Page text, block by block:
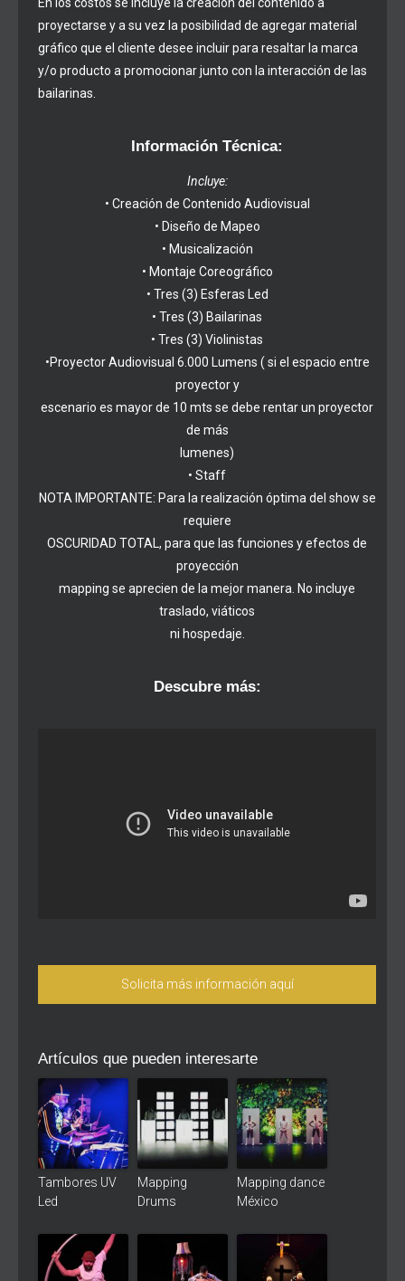
proyectarse y a su vez la posibilidad de agregar material
gráfico que el cliente desee incluir para resaltar la marca
y/o producto a promocionar junto con la interacción de las
bailarinas.
Información Técnica:
​Incluye:
• Creación de Contenido Audiovisual
• Diseño de Mapeo
• Musicalización
• Montaje Coreográfico
• Tres (3) Esferas Led
• Tres (3) Bailarinas
• Tres (3) Violinistas
•Proyector Audiovisual 6.000 Lumens ( si el espacio entre
proyector y
escenario es mayor de 10 mts se debe rentar un proyector
de más
lumenes)
• Staff
NOTA IMPORTANTE: Para la realización óptima del show se
requiere
OSCURIDAD TOTAL, para que las funciones y efectos de
proyección
mapping se aprecien de la mejor manera. No incluye
traslado, viáticos
ni hospedaje.
Descubre más:
Solicita más información aquí
Artículos que pueden interesarte
Tambores UV
Led
Mapping
Drums
Mapping dance
México